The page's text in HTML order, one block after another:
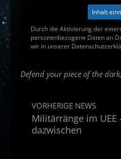
Inhalt
Durch die Aktivierung der
personenbezogene Daten an
wir in unserer
Defend your piece of the
VORHERIGE NEWS
Militärränge im
dazwischen